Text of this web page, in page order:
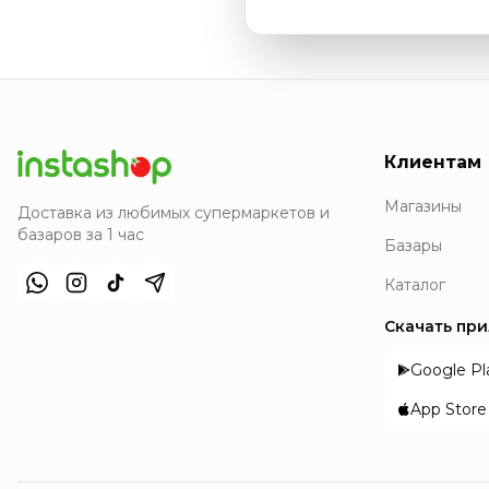
Доставка из любимых супермаркетов и
базаров за 1 час
Клиентам
Магазины
Базары
Каталог
Скачать
Google
App Store